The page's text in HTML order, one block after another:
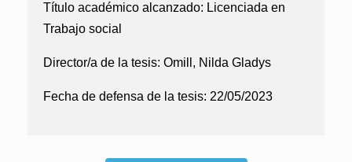
Título académico alcanzado: Licenciada en
Trabajo social
Director/a de la tesis: Omill, Nilda Gladys
Fecha de defensa de la tesis: 22/05/2023